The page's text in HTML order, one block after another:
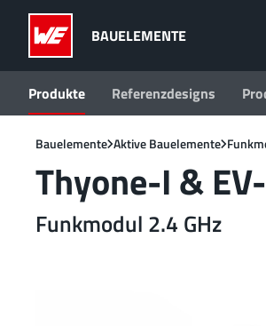
BAUELEMENTE
Produkte Referenzdesigns
Bauelemente Aktive Bauelemente
Thyone-I &
Funkmodul 2.4 GHz